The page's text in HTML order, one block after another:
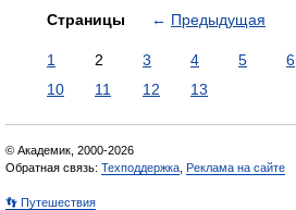
Страницы ← Предыдущая
1 2 3 4 5 6
10
11 12 13
© Академик, 2000-2026
Обратная связь: Техподдержка Реклама на сайте
👣 Путешествия